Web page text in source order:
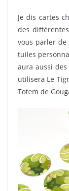
Je dis cartes
des
vous parler de
tuiles
aura aussi
utilisera Le
Totem de